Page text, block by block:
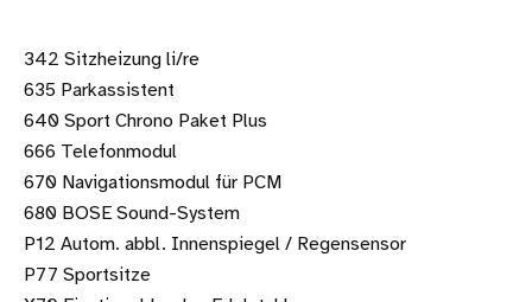
342 Sitzheizung li/re
635 Parkassistent
640 Sport Chrono Paket Plus
666 Telefonmodul
670 Navigationsmodul für PCM
680 BOSE Sound-System
P12 Autom. abbl. Innenspiegel / Regensensor
P77 Sportsitze